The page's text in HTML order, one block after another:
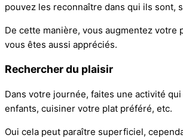
pouvez les reconnaître dans qui ils sont,
De cette manière, vous augmentez
vous êtes aussi appréciés.
Rechercher du plaisir
Dans votre journée, faites une activité
enfants, cuisiner votre plat préféré, etc.
Oui cela peut paraître superficiel,